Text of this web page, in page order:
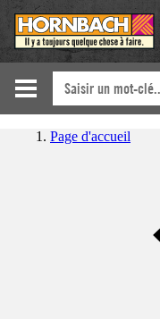
Page d'accueil